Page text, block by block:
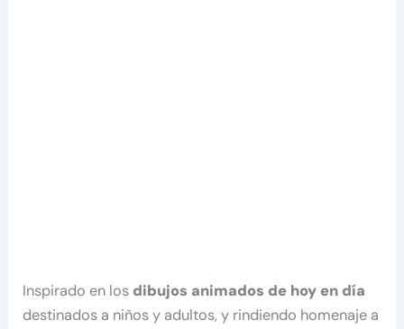
Inspirado en los dibujos animados de hoy en día
destinados a niños y adultos, y rindiendo homenaje a